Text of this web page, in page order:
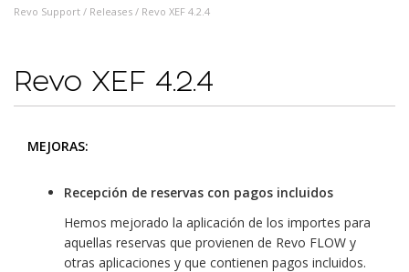
Revo Support / Releases / Revo XEF 4.2.4
Revo XEF 4.2.4
MEJORAS:
Recepción de reservas con pagos incluidos
Hemos mejorado la aplicación de los importes para
aquellas reservas que provienen de Revo FLOW y
otras aplicaciones y que contienen pagos incluidos.